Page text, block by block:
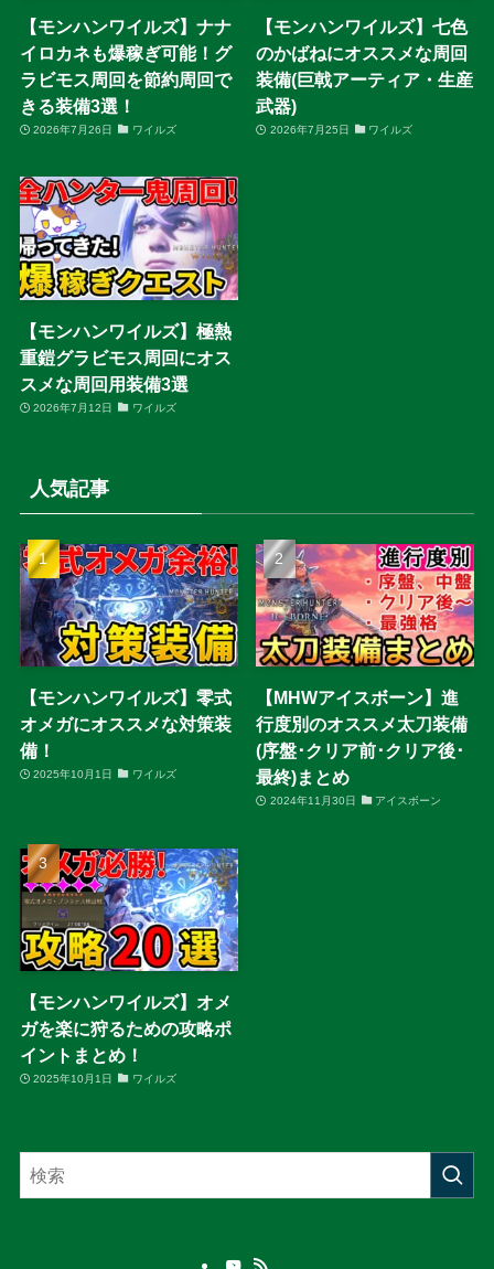
【モンハンワイルズ】ナナ
イロカネも爆稼ぎ可能！グ
ラビモス周回を節約周回で
きる装備3選！
2026年7月26日 ワイルズ
【モンハンワイルズ】七色
のかばねにオススメな周回
装備(巨戟アーティア・生産
武器)
2026年7月25日 ワイルズ
【モンハンワイルズ】極熱
重鎧グラビモス周回にオス
スメな周回用装備3選
2026年7月12日 ワイルズ
人気記事
【モンハンワイルズ】零式
オメガにオススメな対策装
備！
2025年10月1日 ワイルズ
【MHWアイスボーン】進
行度別のオススメ太刀装備
(序盤･クリア前･クリア後･
最終)まとめ
2024年11月30日 アイスボーン
【モンハンワイルズ】オメ
ガを楽に狩るための攻略ポ
イントまとめ！
2025年10月1日 ワイルズ